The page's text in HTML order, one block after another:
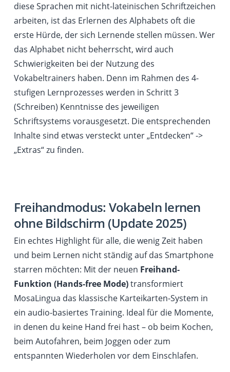
diese Sprachen mit nicht-lateinischen Schriftzeichen
arbeiten, ist das Erlernen des Alphabets oft die
erste Hürde, der sich Lernende stellen müssen. Wer
das Alphabet nicht beherrscht, wird auch
Schwierigkeiten bei der Nutzung des
Vokabeltrainers haben. Denn im Rahmen des 4-
stufigen Lernprozesses werden in Schritt 3
(Schreiben) Kenntnisse des jeweiligen
Schriftsystems vorausgesetzt. Die entsprechenden
Inhalte sind etwas versteckt unter „Entdecken“ ->
„Extras“ zu finden.
Freihandmodus: Vokabeln lernen
ohne Bildschirm (Update 2025)
Ein echtes Highlight für alle, die wenig Zeit haben
und beim Lernen nicht ständig auf das Smartphone
starren möchten: Mit der neuen Freihand-
Funktion (Hands-free Mode)transformiert
MosaLingua das klassische Karteikarten-System in
ein audio-basiertes Training. Ideal für die Momente,
in denen du keine Hand frei hast – ob beim Kochen,
beim Autofahren, beim Joggen oder zum
entspannten Wiederholen vor dem Einschlafen.